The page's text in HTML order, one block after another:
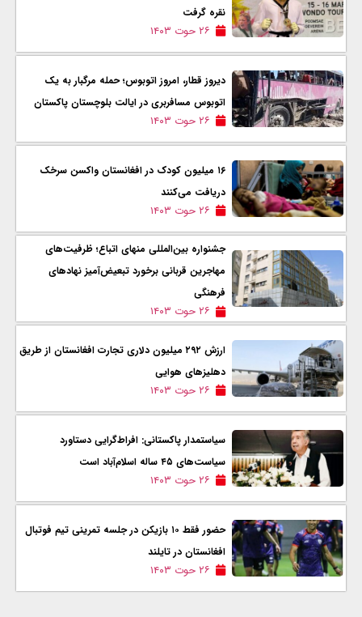
نقره گرفت
۲۶ حوت ۱۴۰۳
دیروز قطار، امروز اتوبوس؛ حمله مرگبار به یک
اتوبوس مسافربری در ایالت بلوچستان پاکستان
۲۶ حوت ۱۴۰۳
۱۶ میلیون کودک در افغانستان واکسن سرخک
دریافت ‌می‌کنند
۲۶ حوت ۱۴۰۳
جشنواره بین‌المللی منهای اتباع؛ ظرفیت‌های
مهاجرین قربانی برخورد تبعیض‌آمیز نهادهای
فرهنگی
۲۶ حوت ۱۴۰۳
ارزش ۲۹۲ میلیون دلاری تجارت افغانستان از طریق
دهلیزهای هوایی
۲۶ حوت ۱۴۰۳
سیاستمدار پاکستانی: افراط‌گرایی دستاورد
سیاست‌های ۴۵ ساله اسلام‌آباد است
۲۶ حوت ۱۴۰۳
حضور فقط ۱۰ بازیکن در جلسه تمرینی تیم فوتبال
افغانستان در تایلند
۲۶ حوت ۱۴۰۳